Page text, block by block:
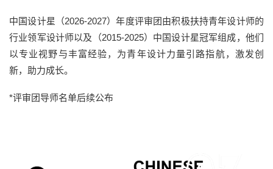
中国设计星（2026-2027）年度评审团由积极扶持青年设计师的
行业领军设计师以及（2015-2025） 中国设计星冠军组成， 他们
以专业视野与丰富经验，为青年设计力量引路指航，激发创
新，助力成长。
*评审团导师名单后续公布